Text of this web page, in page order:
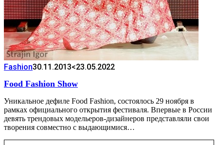
Fashion30.11.2013<23.05.2022
Food Fashion Show
Уникальное дефиле Food Fashion, состоялось 29 ноября в
рамках официального открытия фестиваля. Впервые в России
девять трендовых модельеров-дизайнеров представляли свои
творения совместно с выдающимися…